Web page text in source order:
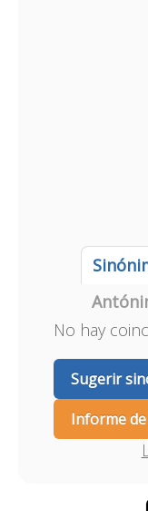
No hay
Sugerir
Informe